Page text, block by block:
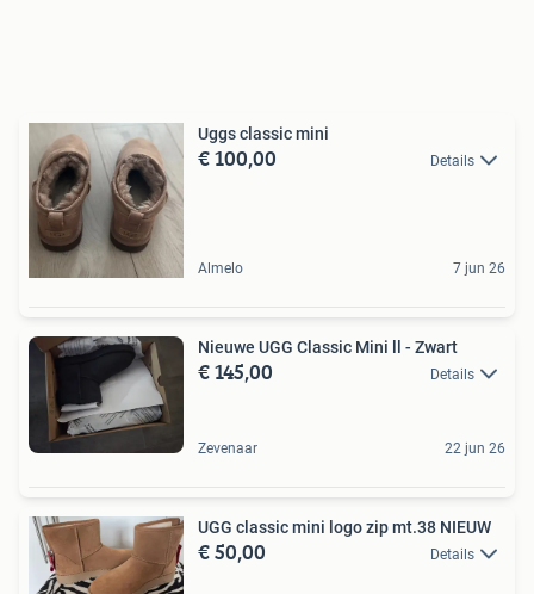
Uggs classic mini
€ 100,00 Details
Almelo 7 jun 26
Nieuwe UGG Classic Mini ll - Zwart
€ 145,00 Details
Zevenaar 22 jun 26
UGG classic mini logo zip mt.38 NIEUW
€ 50,00 Details